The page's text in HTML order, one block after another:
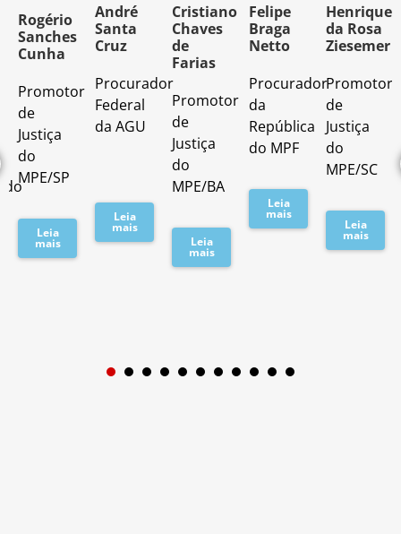
Rogério
Sanches
Cunha
Promotor
de
Justiça
do
MPE/SP
Leia
mais
André
Santa
Cruz
Procurador
Federal
da AGU
Leia
mais
Cristiano
Chaves
de
Farias
Promotor
de
Justiça
do
MPE/BA
Leia
mais
Felipe
Braga
Netto
Procurador
da
República
do MPF
Leia
mais
Henrique
da Rosa
Ziesemer
Promotor
de
Justiça
do
MPE/SC
Leia
mais
1 2 3